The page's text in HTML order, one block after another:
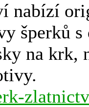
nabízí
šperků
na krk,